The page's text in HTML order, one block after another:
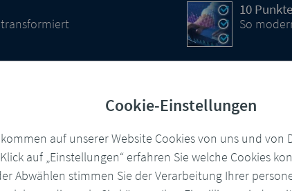
Cookie-Einstellungen
auf unserer Website Cookies von uns und von
auf „Einstellungen“ erfahren Sie welche Cookies
Abwählen stimmen Sie der Verarbeitung Ihrer
transformiert
10
So
Cloud-
CCM